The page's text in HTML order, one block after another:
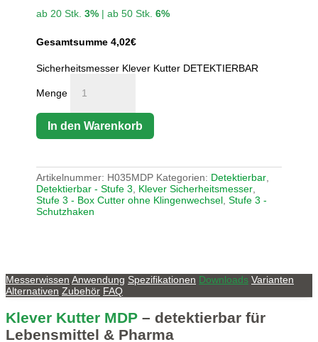
ab 20 Stk.3% | ab 50 Stk.6%
Gesamtsumme 4,02€
Sicherheitsmesser Klever Kutter DETEKTIERBAR
Menge
In den Warenkorb
Artikelnummer: H035MDP Kategorien: Detektierbar
Detektierbar - Stufe 3
Klever Sicherheitsmesser
Stufe 3 - Box Cutter ohne Klingenwechsel ,Stufe 3 -
Schutzhaken
Messerwissen Anwendung Spezifikationen Downloads Varianten
Alternativen Zubehör FAQ
Klever Kutter MDP – detektierbar für
Lebensmittel & Pharma